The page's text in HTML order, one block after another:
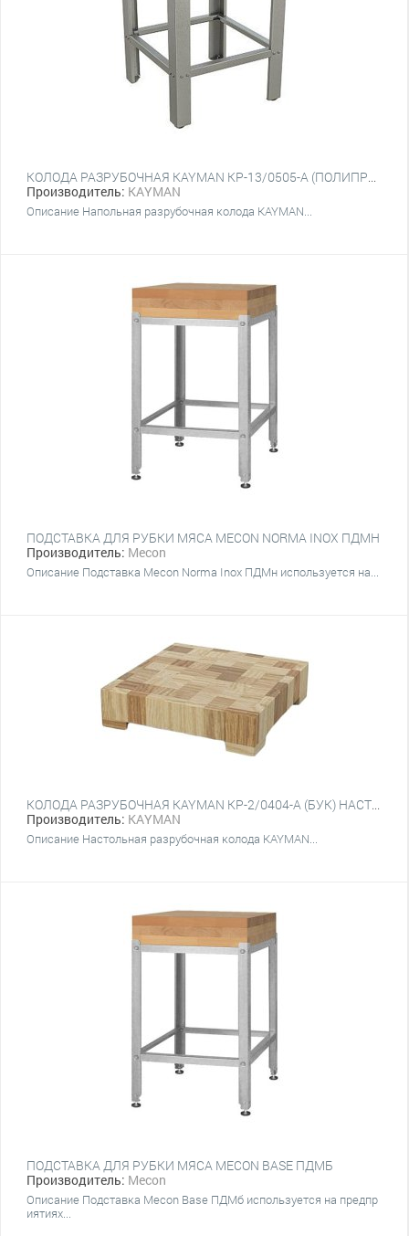
КОЛОДА РАЗРУБОЧНАЯ KAYMAN КР-13/0505-А (ПОЛИПРОПИЛЕН) НАПОЛЬНАЯ
Производитель: KAYMAN
Описание Напольная разрубочная колода KAYMAN...
ПОДСТАВКА ДЛЯ РУБКИ МЯСА MECON NORMA INOX ПДМН
Производитель: Mecon
Описание Подставка Mecon Norma Inox ПДМн используется на...
КОЛОДА РАЗРУБОЧНАЯ KAYMAN КР-2/0404-А (БУК) НАСТОЛЬНАЯ
Производитель: KAYMAN
Описание Настольная разрубочная колода KAYMAN...
ПОДСТАВКА ДЛЯ РУБКИ МЯСА MECON BASE ПДМБ
Производитель: Mecon
Описание Подставка Mecon Base ПДМб используется на предпр
иятиях...